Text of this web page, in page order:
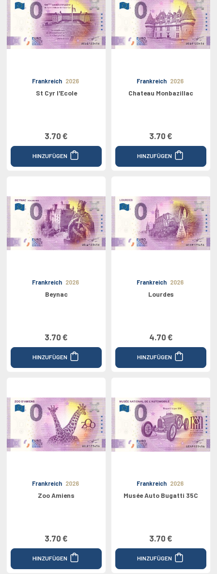
Frankreich 2026
St Cyr l'Ecole
3.70 €
HINZUFÜGEN
Frankreich 2026
Chateau Monbazillac
3.70 €
HINZUFÜGEN
Frankreich 2026
Beynac
3.70 €
HINZUFÜGEN
Frankreich 2026
Lourdes
4.70 €
HINZUFÜGEN
Frankreich 2026
Zoo Amiens
3.70 €
HINZUFÜGEN
Frankreich 2026
Musée Auto Bugatti 35C
3.70 €
HINZUFÜGEN